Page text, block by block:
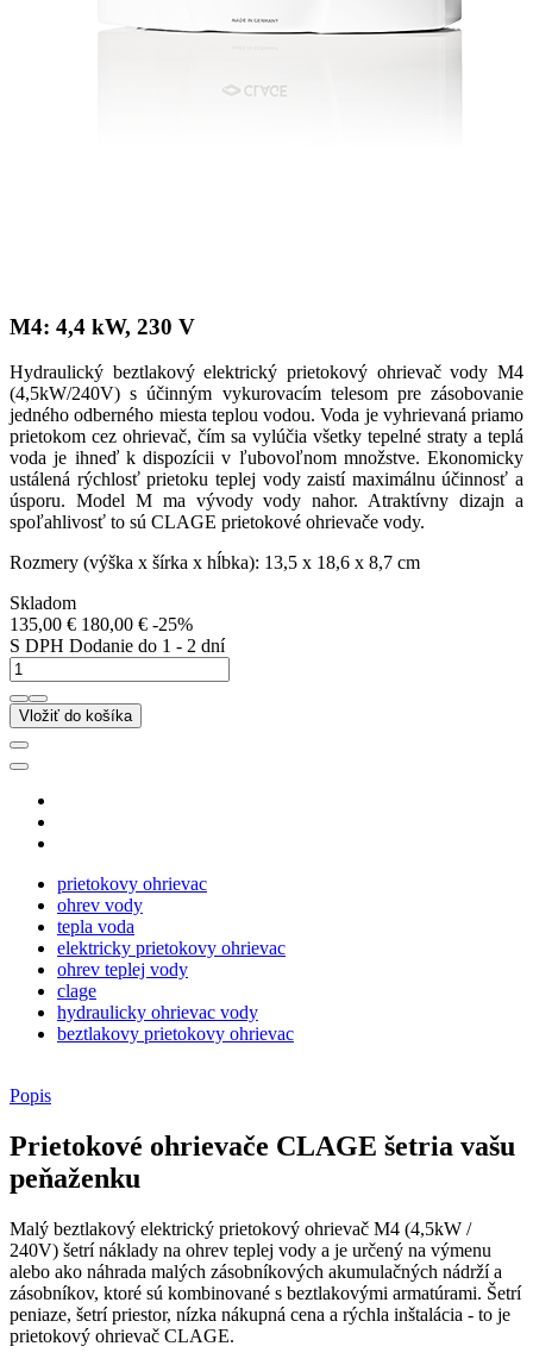
M4: 4,4 kW, 230 V
Hydraulický beztlakový elektrický prietokový ohrievač vody M4
(4,5kW/240V) s účinným vykurovacím telesom pre zásobovanie
jedného odberného miesta teplou vodou. Voda je vyhrievaná priamo
prietokom cez ohrievač, čím sa vylúčia všetky tepelné straty a teplá
voda je ihneď k dispozícii v ľubovoľnom množstve. Ekonomicky
ustálená rýchlosť prietoku teplej vody zaistí maximálnu účinnosť a
úsporu. Model M ma vývody vody nahor. Atraktívny dizajn a
spoľahlivosť to sú CLAGE prietokové ohrievače vody.
Rozmery (výška x šírka x hĺbka): 13,5 x 18,6 x 8,7 cm
Skladom
135,00 € 180,00 € -25%
S DPH Dodanie do 1 - 2 dní
Vložiť do košíka
prietokovy ohrievac
ohrev vody
tepla voda
elektricky prietokovy ohrievac
ohrev teplej vody
clage
hydraulicky ohrievac vody
beztlakovy prietokovy ohrievac
Popis
Prietokové ohrievače CLAGE šetria vašu
peňaženku
Malý beztlakový elektrický prietokový ohrievač M4 (4,5kW /
240V) šetrí náklady na ohrev teplej vody a je určený na výmenu
alebo ako náhrada malých zásobníkových akumulačných nádrží a
zásobníkov, ktoré sú kombinované s beztlakovými armatúrami. Šetrí
peniaze, šetrí priestor, nízka nákupná cena a rýchla inštalácia - to je
prietokový ohrievač CLAGE.